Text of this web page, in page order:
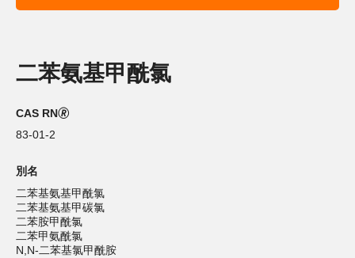
二苯氨基甲酰氯
CAS RN🄬
83-01-2
別名
二苯基氨基甲酰氯
二苯基氨基甲碳氯
二苯胺甲酰氯
二苯甲氨酰氯
N,N-二苯基氯甲酰胺